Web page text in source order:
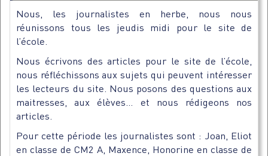
Nous, les journalistes en herbe, nous nous
réunissons tous les jeudis midi pour le site de
l’école.
Nous écrivons des articles pour le site de l’école,
nous réfléchissons aux sujets qui peuvent intéresser
les lecteurs du site. Nous posons des questions aux
maitresses, aux élèves… et nous rédigeons nos
articles.
Pour cette période les journalistes sont : Joan, Eliot
en classe de CM2 A, Maxence, Honorine en classe de